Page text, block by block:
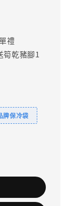
禮
筍乾豬腳1
牌保冷袋